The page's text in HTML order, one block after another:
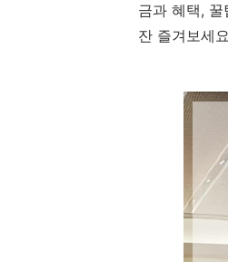
금과 혜택,
잔 즐겨보세